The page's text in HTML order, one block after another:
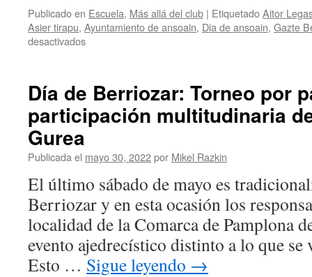
Publicado en Escuela, Más allá del club | EtiquetadoAitor
Asier tirapu, Ayuntamiento de ansoain, Dia de ansoain, Gazte
desactivadosen
Gazte
Berriak
en
de
Ansoain
Día de Berriozar: Torneo por
participación multitudinaria
Gurea
Publicada el mayo 30, 2022por Mikel Razkin
El último sábado de mayo es
Berriozar y en esta ocasión los
localidad de la Comarca de Pamplona
evento ajedrecístico distinto a lo que
Esto … Sigue leyendo →